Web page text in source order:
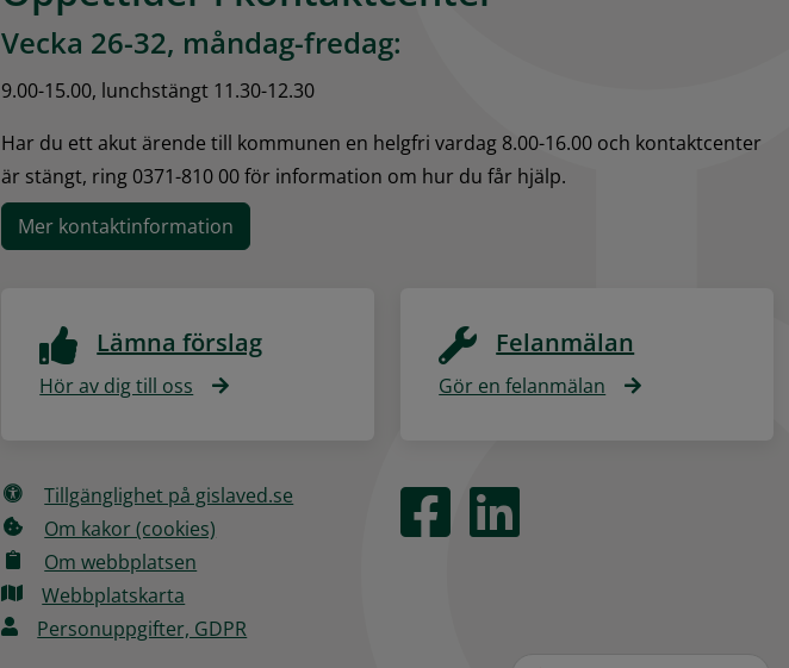
Vecka 26-32, måndag-fredag:
9.00-15.00, lunchstängt 11.30-12.30
Har du ett akut ärende till kommunen en helgfri vardag 8.00-16.00 och kontaktcenter
är stängt, ring 0371-810 00 för information om hur du får hjälp.
Mer kontaktinformation
Lämna förslag
Hör av dig till oss
Felanmälan
Gör en felanmälan
Tillgänglighet på gislaved.se
Om kakor (cookies)
Om webbplatsen
Webbplatskarta
Personuppgifter, GDPR